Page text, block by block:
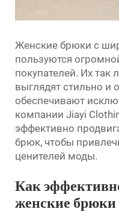
Женские брюки с
пользуются
покупателей. Их так
выглядят стильно и
обеспечивают
компании Jiayi
эффективно
брюк, чтобы
ценителей моды.
Как
женские